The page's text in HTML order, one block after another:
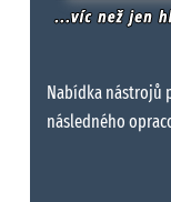
Nabídka nástrojů
následného